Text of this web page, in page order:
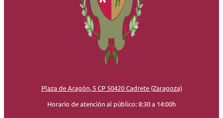
Plaza de Aragón, 5 CP 50420 Cadrete (Zaragoza)
Horario de atención al público: 8:30 a 14:00h